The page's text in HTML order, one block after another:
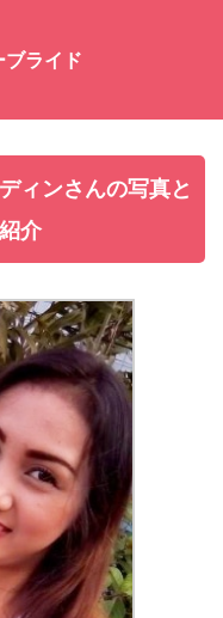
ライド
ィンさんの写真と
介